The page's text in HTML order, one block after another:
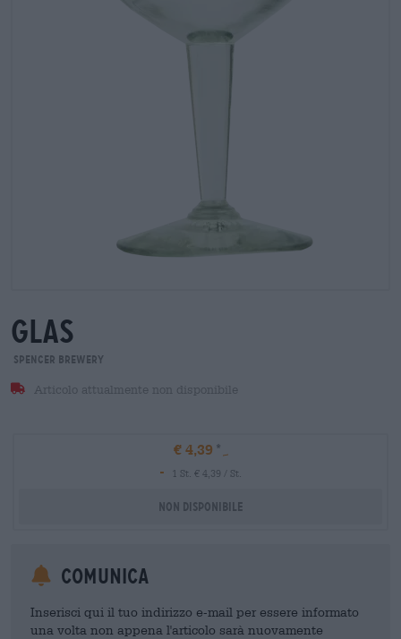
glas
Spencer Brewery
Articolo attualmente non disponibile
€ 4,39
-
1 St. € 4,39 / St.
Non disponibile
Comunica
Inserisci qui il tuo indirizzo e-mail per essere informato
una volta non appena l'articolo sarà nuovamente